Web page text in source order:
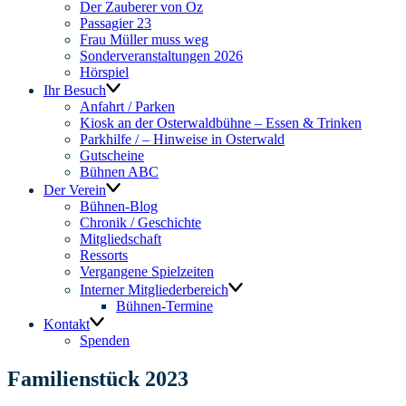
Der Zauberer von Oz
Passagier 23
Frau Müller muss weg
Sonderveranstaltungen 2026
Hörspiel
Ihr Besuch
Anfahrt / Parken
Kiosk an der Osterwaldbühne – Essen & Trinken
Parkhilfe / – Hinweise in Osterwald
Gutscheine
Bühnen ABC
Der Verein
Bühnen-Blog
Chronik / Geschichte
Mitgliedschaft
Ressorts
Vergangene Spielzeiten
Interner Mitgliederbereich
Bühnen-Termine
Kontakt
Spenden
Familienstück 2023